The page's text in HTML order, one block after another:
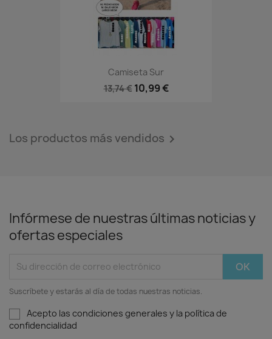
Camiseta Sur
13,74 € 10,99 €
Los productos más vendidos 
Infórmese de nuestras últimas noticias y
ofertas especiales
Suscríbete y estarás al día de todas nuestras noticias.
Acepto las condiciones generales y la política de
confidencialidad